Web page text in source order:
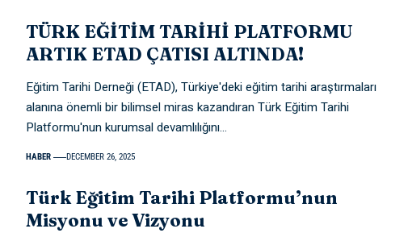
TÜRK EĞİTİM TARİHİ PLATFORMU
ARTIK ETAD ÇATISI ALTINDA!
Eğitim Tarihi Derneği (ETAD), Türkiye'deki eğitim tarihi araştırmaları
alanına önemli bir bilimsel miras kazandıran Türk Eğitim Tarihi
Platformu'nun kurumsal devamlılığını…
HABER DECEMBER 26, 2025
Türk Eğitim Tarihi Platformu’nun
Misyonu ve Vizyonu